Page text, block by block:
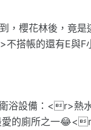
，櫻花林後，竟
搭帳的還有E與
設備：<r>熱
的廁所之一